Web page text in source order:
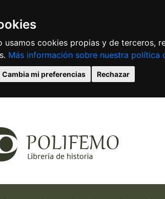
usamos cookies propias y de terceros,
Más información sobre nuestra
Cambia mi preferencias Rechazar